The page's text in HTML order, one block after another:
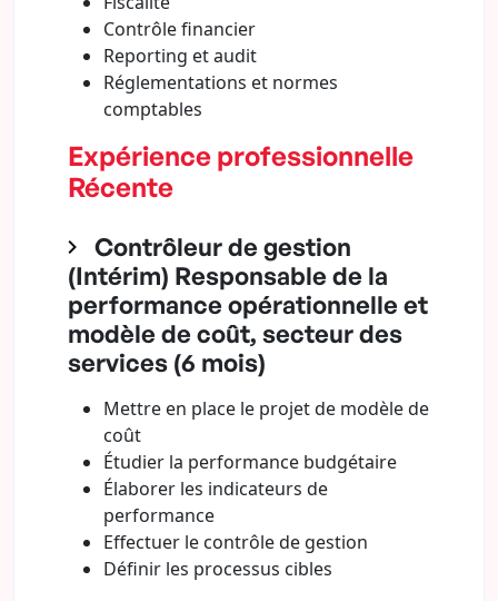
Contrôle financier
Reporting et audit
Réglementations et normes
comptables
Expérience professionnelle
Récente
Contrôleur de gestion
(Intérim) Responsable de la
performance opérationnelle et
modèle de coût, secteur des
services (6 mois)
Mettre en place le projet de modèle de
coût
Étudier la performance budgétaire
Élaborer les indicateurs de
performance
Effectuer le contrôle de gestion
Définir les processus cibles